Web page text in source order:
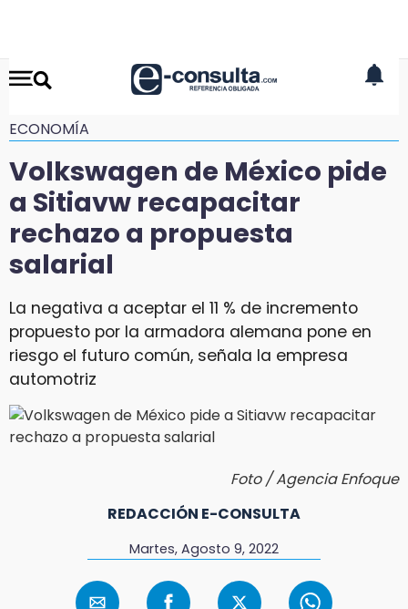
ECONOMÍA
Volkswagen de México pide
a Sitiavw recapacitar
rechazo a propuesta
salarial
La negativa a aceptar el 11 % de incremento
propuesto por la armadora alemana pone en
riesgo el futuro común, señala la empresa
automotriz
Foto / Agencia Enfoque
REDACCIÓN E-CONSULTA
Martes, Agosto 9, 2022